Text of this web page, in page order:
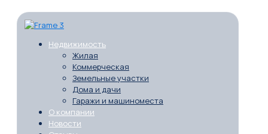
Недвижимость
Жилая
Коммерческая
Земельные участки
Дома и дачи
Гаражи и машиноместа
О компании
Новости